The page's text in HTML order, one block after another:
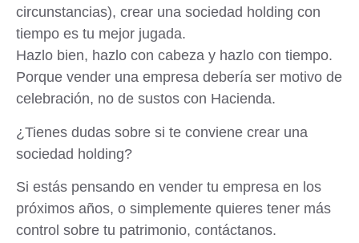
circunstancias), crear una sociedad holding con
tiempo es tu mejor jugada.
Hazlo bien, hazlo con cabeza y hazlo con tiempo.
Porque vender una empresa debería ser motivo de
celebración, no de sustos con Hacienda.
¿Tienes dudas sobre si te conviene crear una
sociedad holding?
Si estás pensando en vender tu empresa en los
próximos años, o simplemente quieres tener más
control sobre tu patrimonio, contáctanos.